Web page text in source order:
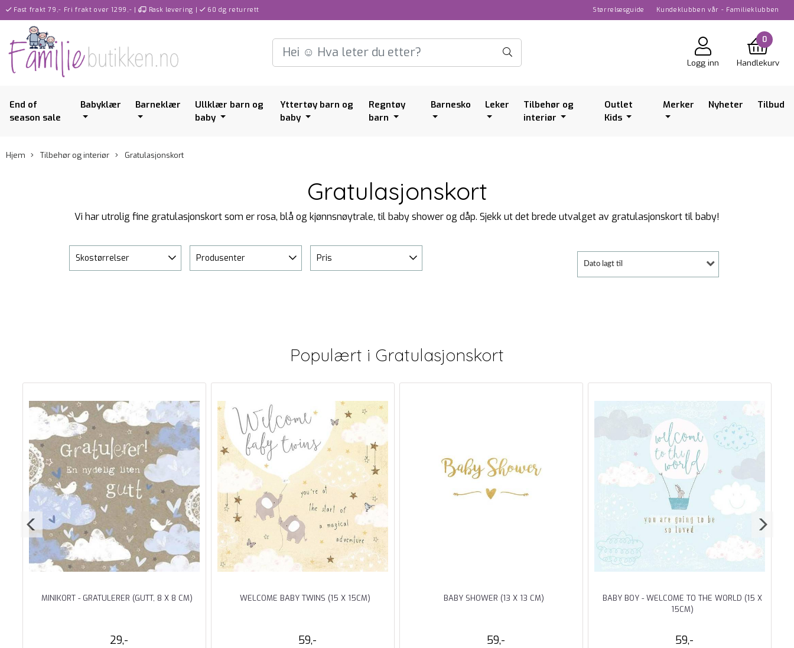
Fast frakt 79,- Fri frakt over 1299,- | Rask levering | 60 dg returrett Størrelsesguide Kundeklubben vår - Familieklubben
Logg inn
0
Handlekurv
End of
season sale
Babyklær Barneklær
Ullklær barn og
baby
Yttertøy barn og
baby
Regntøy
barn
Barnesko Leker
Tilbehør og
interiør
Outlet
Kids
Merker Nyheter Tilbud
Hjem Tilbehør og interiør Gratulasjonskort
Gratulasjonskort
Vi har utrolig fine gratulasjonskort som er rosa, blå og kjønnsnøytrale, til baby shower og dåp. Sjekk ut det brede utvalget av gratulasjonskort til baby!
Skostørrelser Produsenter Pris
Dato lagt til
Populært i Gratulasjonskort
MINIKORT - GRATULERER (GUTT, 8 X 8 CM)
29,-
WELCOME BABY TWINS (15 X 15CM)
59,-
BABY SHOWER (13 X 13 CM)
59,-
BABY BOY - WELCOME TO THE WORLD (15 X
15CM)
59,-